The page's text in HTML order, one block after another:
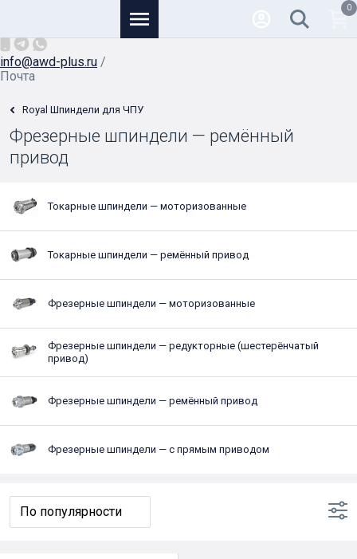
info@awd-plus.ru /
Почта
0
Royal Шпиндели для ЧПУ
Фрезерные шпиндели — ремённый
привод
Токарные шпиндели — моторизованные
Токарные шпиндели — ремённый привод
Фрезерные шпиндели — моторизованные
Фрезерные шпиндели — редукторные (шестерёнчатый
привод)
Фрезерные шпиндели — ремённый привод
Фрезерные шпиндели — с прямым приводом